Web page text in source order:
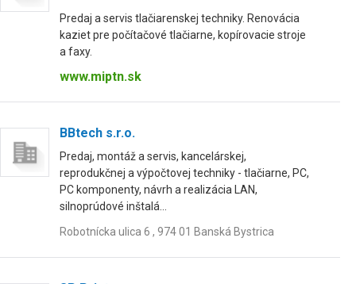
Predaj a servis tlačiarenskej techniky. Renovácia
kaziet pre počítačové tlačiarne, kopírovacie stroje
a faxy.
www.miptn.sk
BBtech s.r.o.
Predaj, montáž a servis, kancelárskej,
reprodukčnej a výpočtovej techniky - tlačiarne, PC,
PC komponenty, návrh a realizácia LAN,
silnoprúdové inštalá...
Robotnícka ulica 6 , 974 01 Banská Bystrica